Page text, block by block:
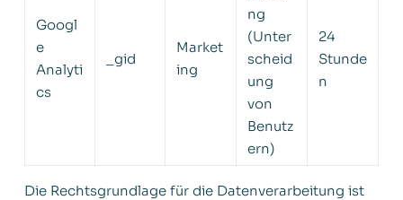
Googl
e
Analyti
cs
_gid
Market
ing
ng
(Unter
scheid
ung
von
Benutz
ern)
24
Stunde
n
Die Rechtsgrundlage für die Datenverarbeitung ist